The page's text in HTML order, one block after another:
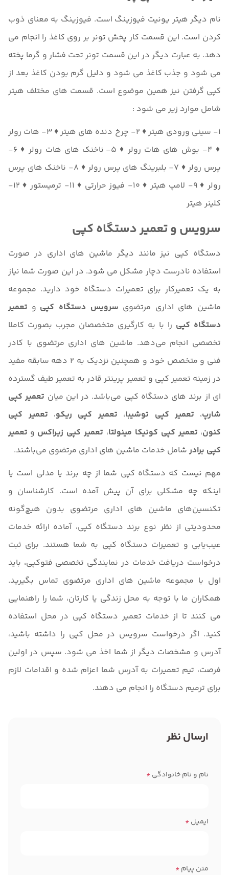
نام دیگر هیتر یونیت فیوزینگ است. فیوزینگ به معنای ذوب
کردن است. این قسمت کار پخش تونر بر روی کاغذ را انجام می
دهد. به عبارت دیگر در این قسمت تونر تحت فشار و گرما پخته
می شود و جذب کاغذ می شود و دلیل گرم بودن کاغذ بعد از
کپی گرفتن نیز همین موضوع است. قسمت های مختلف هیتر
شامل موارد زیر می شود :
1- سینی ورودی هیتر ♦ 2- چرخ دنده های هیتر ♦ 3- هات رولر
♦ 4- بوش های هات رولر ♦ 5- ناخنک های هات رولر ♦ 6-
پرس رولر ♦ 7- بلبرینگ های پرس رولر ♦ 8- ناخنک های پرس
رولر ♦ 9- لامپ هیتر ♦ 10- فیوز حرارتی ♦ 11- ترمیستور ♦ 12-
کلینر هیتر
سرویس و تعمیر دستگاه کپی
دستگاه کپی نیز مانند دیگر ماشین های اداری در صورت
استفاده نادرست دچار مشکل می شود. در این صورت شما نیاز
به یک تعمیرکار برای تعمیرات دستگاه خود دارید. مجموعه
ماشین های اداری مرتضوی سرویس دستگاه کپی و تعمیر
دستگاه کپی را با به کارگیری متخصصان مجرب بصورت کاملا
تخصصی انجام می‌دهد. ماشین های اداری مرتضوی با کادر
فنی و متخصص خود و همچنین نزدیک به 2 دهه سابقه مفید
در زمینه تعمیر کپی و تعمیر پرینتر قادر به تعمیر طیف گسترده
ای از برند های دستگاه کپی می‌باشد. در این میان تعمیر کپی
شارپ، تعمیر کپی توشیبا، تعمیر کپی ریکو، تعمیر کپی
کنون، تعمیر کپی کونیکا مینولتا، تعمیر کپی زیراکس و تعمیر
کپی برادر شامل خدمات ماشین های اداری مرتضوی می‌باشند.
مهم نیست که دستگاه کپی شما از چه برند یا مدلی است یا
اینکه چه مشکلی برای آن پیش آمده است. کارشناسان و
تکنسین‌های ماشین های اداری مرتضوی بدون هیچ‌گونه
محدودیتی از نظر نوع برند دستگاه کپی، آماده ارائه خدمات
عیب‌یابی و تعمیرات دستگاه کپی به شما هستند. برای ثبت
درخواست دریافت خدمات در نمایندگی تخصصی فتوکپی، باید
اول با مجموعه ماشین های اداری مرتضوی تماس بگیرید.
همکاران ما با توجه به محل زندگی یا کارتان، شما را راهنمایی
می کنند تا از خدمات تعمیر دستگاه کپی در محل استفاده
کنید. اگر درخواست سرویس در محل کپی را داشته باشید،
آدرس و مشخصات دیگر از شما اخذ می شود. سپس در اولین
فرصت، تیم تعمیرات به آدرس شما اعزام شده و اقدامات لازم
برای ترمیم دستگاه را انجام می دهند.
ارسال نظر
نام و نام خانوادگی*
ایمیل*
متن پیام*